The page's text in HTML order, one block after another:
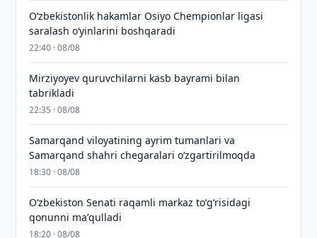
O‘zbekistonlik hakamlar Osiyo Chempionlar ligasi
saralash o‘yinlarini boshqaradi
22:40 · 08/08
Mirziyoyev quruvchilarni kasb bayrami bilan
tabrikladi
22:35 · 08/08
Samarqand viloyatining ayrim tumanlari va
Samarqand shahri chegaralari oʻzgartirilmoqda
18:30 · 08/08
Oʻzbekiston Senati raqamli markaz toʻgʻrisidagi
qonunni maʼqulladi
18:20 · 08/08